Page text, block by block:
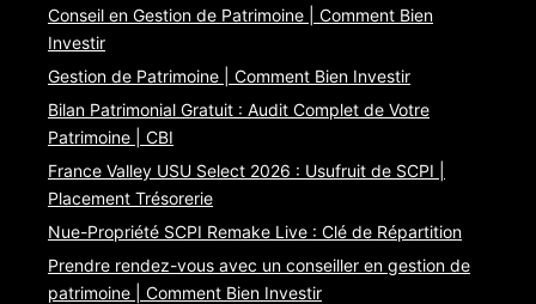
Conseil en Gestion de Patrimoine | Comment Bien
Investir
Gestion de Patrimoine | Comment Bien Investir
Bilan Patrimonial Gratuit : Audit Complet de Votre
Patrimoine | CBI
France Valley USU Select 2026 : Usufruit de SCPI |
Placement Trésorerie
Nue-Propriété SCPI Remake Live : Clé de Répartition
Prendre rendez-vous avec un conseiller en gestion de
patrimoine | Comment Bien Investir